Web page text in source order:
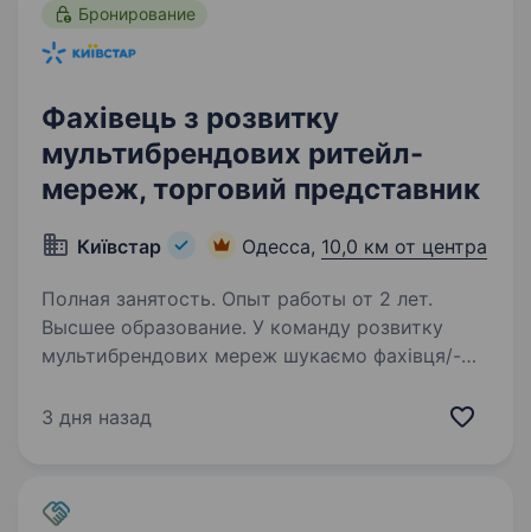
до викликів…
Бронирование
Фахівець з розвитку
мультибрендових ритейл-
мереж, торговий представник
Київстар Одесса, 10,0 км от центра
Полная занятость. Опыт работы от 2 лет.
Высшее образование. У команду розвитку
мультибрендових мереж шукаємо фахівця/-
торговельних точок партнерів, навчання
території…
3 дня назад